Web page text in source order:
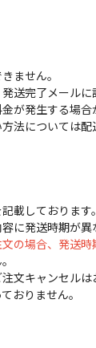
ません。
送完了メール
が発生する場合
法については配
載しております
に発送時期が
の場合、発送
文キャンセルは
おりません。